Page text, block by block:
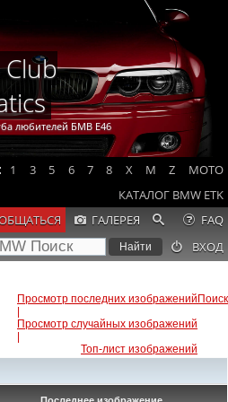
Club
любителей БМВ Е46
1 3 5 6 7 8 X M Z
MOTO
КАТАЛОГ BMW ETK
ГАЛЕРЕЯ
FAQ
ВХОД
Просмотр последних изображений
Просмотр случайных изображений
Топ-лист изображений
Поиск